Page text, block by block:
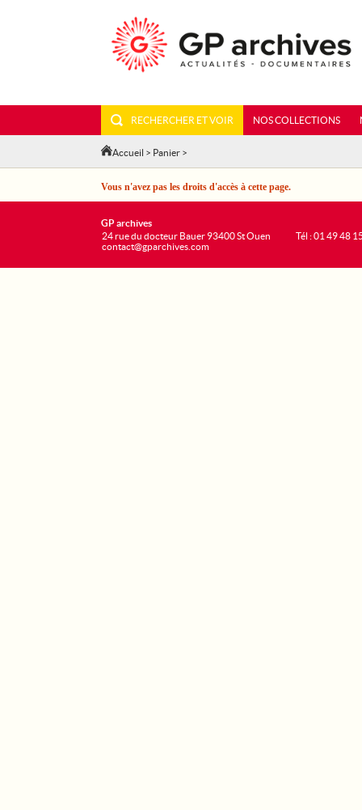
RECHERCHER ET VOIR NOS COLLECTIONS
Accueil > Panier >
Vous n'avez pas les droits d'accès à cette page.
GP archives
24 rue du docteur Bauer 93400 St Ouen
contact@gparchives.com
Tél : 01 49 48